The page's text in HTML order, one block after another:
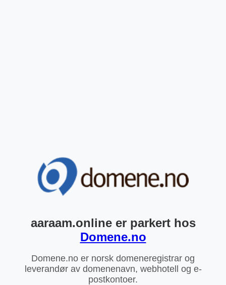
aaraam.online er parkert hos
Domene.no
Domene.no er norsk domeneregistrar og
leverandør av domenenavn, webhotell og e-
postkontoer.